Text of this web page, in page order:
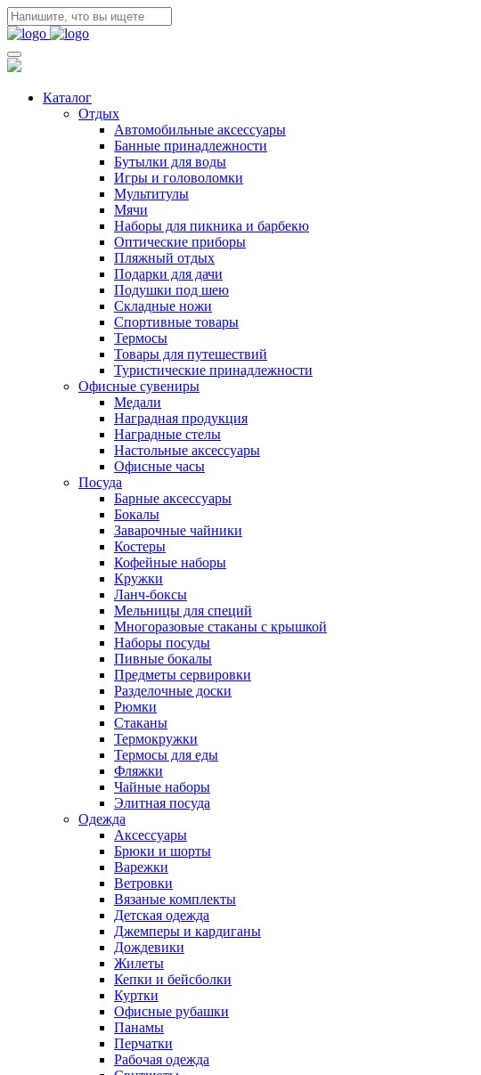
Каталог
Отдых
Автомобильные аксессуары
Банные принадлежности
Бутылки для воды
Игры и головоломки
Мультитулы
Мячи
Наборы для пикника и барбекю
Оптические приборы
Пляжный отдых
Подарки для дачи
Подушки под шею
Складные ножи
Спортивные товары
Термосы
Товары для путешествий
Туристические принадлежности
Офисные сувениры
Медали
Наградная продукция
Наградные стелы
Настольные аксессуары
Офисные часы
Посуда
Барные аксессуары
Бокалы
Заварочные чайники
Костеры
Кофейные наборы
Кружки
Ланч-боксы
Мельницы для специй
Многоразовые стаканы с крышкой
Наборы посуды
Пивные бокалы
Предметы сервировки
Разделочные доски
Рюмки
Стаканы
Термокружки
Термосы для еды
Фляжки
Чайные наборы
Элитная посуда
Одежда
Аксессуары
Брюки и шорты
Варежки
Ветровки
Вязаные комплекты
Детская одежда
Джемперы и кардиганы
Дождевики
Жилеты
Кепки и бейсболки
Куртки
Офисные рубашки
Панамы
Перчатки
Рабочая одежда